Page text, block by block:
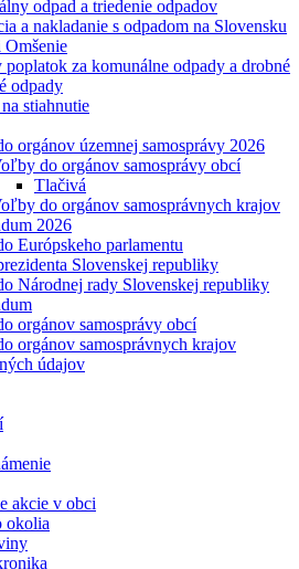
odpad a triedenie odpadov
a nakladanie s odpadom na Slovensku
Omšenie
poplatok za komunálne odpady a drobné
odpady
stiahnutie
orgánov územnej samosprávy 2026
do orgánov samosprávy obcí
Tlačivá
do orgánov samosprávnych krajov
2026
Európskeho parlamentu
Slovenskej republiky
Národnej rady Slovenskej republiky
orgánov samosprávy obcí
orgánov samosprávnych krajov
údajov
akcie v obci
okolia